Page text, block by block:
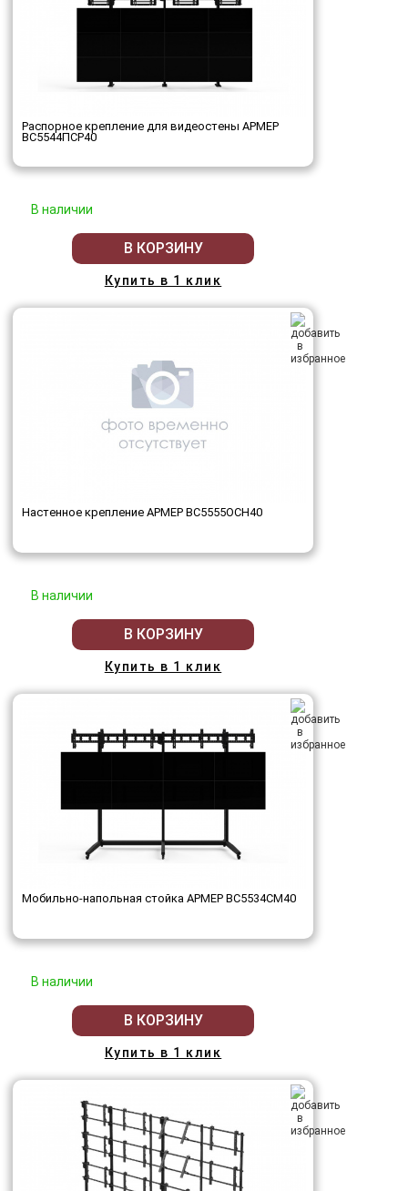
Распорное крепление для видеостены АРМЕР
ВС5544ПСР40
В наличии
В КОРЗИНУ
Купить в 1 клик
Настенное крепление АРМЕР ВС5555ОСН40
В наличии
В КОРЗИНУ
Купить в 1 клик
Мобильно-напольная стойка АРМЕР ВС5534СМ40
В наличии
В КОРЗИНУ
Купить в 1 клик